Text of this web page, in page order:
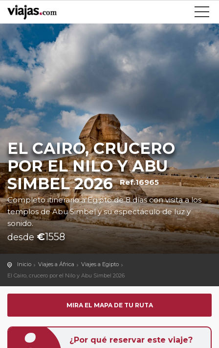
EL CAIRO, CRUCERO
POR EL NILO Y ABU
SIMBEL 2026 Ref.16965
Completo itinerario a Egipto de 8 días con visita a los
templos de Abu Simbel y su espectáculo de luz y
sonido.
desde€1558
Inicio Viajes a África
Viajes a Egipto
El Cairo, crucero por el Nilo y Abu Simbel 2026
MIRA EL MAPA DE TU RUTA
¿Por qué reservar este viaje?